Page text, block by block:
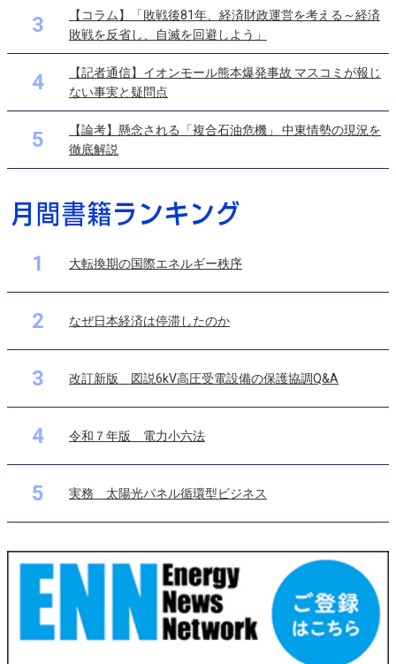
3
【コラム】「敗戦後81年、経済財政運営を考える～経済
敗戦を反省し、自滅を回避しよう」
4
【記者通信】イオンモール熊本爆発事故 マスコミが報じ
ない事実と疑問点
5
【論考】懸念される「複合石油危機」 中東情勢の現況を
徹底解説
1 大転換期の国際エネルギー秩序
2 なぜ日本経済は停滞したのか
3 改訂新版 図説6kV高圧受電設備の保護協調Q&A
4 令和７年版 電力小六法
5 実務 太陽光パネル循環型ビジネス